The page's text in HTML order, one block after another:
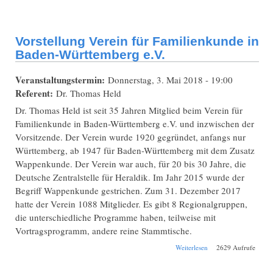
Vorstellung Verein für Familienkunde in
Baden-Württemberg e.V.
Veranstaltungstermin: Donnerstag, 3. Mai 2018 - 19:00
Referent: Dr. Thomas Held
Dr. Thomas Held ist seit 35 Jahren Mitglied beim Verein für
Familienkunde in Baden-Württemberg e.V. und inzwischen der
Vorsitzende. Der Verein wurde 1920 gegründet, anfangs nur
Württemberg, ab 1947 für Baden-Württemberg mit dem Zusatz
Wappenkunde. Der Verein war auch, für 20 bis 30 Jahre, die
Deutsche Zentralstelle für Heraldik. Im Jahr 2015 wurde der
Begriff Wappenkunde gestrichen. Zum 31. Dezember 2017
hatte der Verein 1088 Mitglieder. Es gibt 8 Regionalgruppen,
die unterschiedliche Programme haben, teilweise mit
Vortragsprogramm, andere reine Stammtische.
Weiterlesen über Vorstellung
2629 Aufrufe